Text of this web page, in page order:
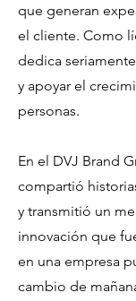
que generan
el cliente. Como
dedica
y apoyar el
personas.
En el DVJ Brand
compartió
y transmitió un
innovación que
en una empresa
cambio de